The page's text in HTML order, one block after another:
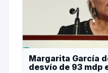
Margarita García
desvío de 93 mdp